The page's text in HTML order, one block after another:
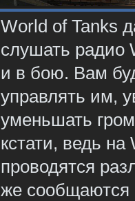
World of Tanks
слушать радио
и в бою. Вам
управлять им,
уменьшать
кстати, ведь
проводятся
же сообщаются